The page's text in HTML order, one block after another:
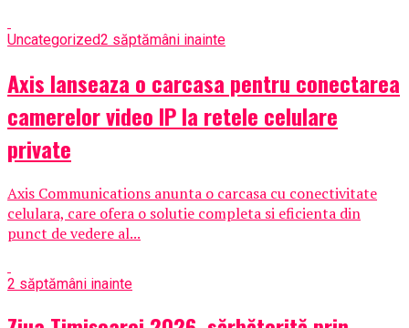
Uncategorized2 săptămâni inainte
Axis lanseaza o carcasa pentru conectarea
camerelor video IP la retele celulare
private
Axis Communications anunta o carcasa cu conectivitate
celulara, care ofera o solutie completa si eficienta din
punct de vedere al...
2 săptămâni inainte